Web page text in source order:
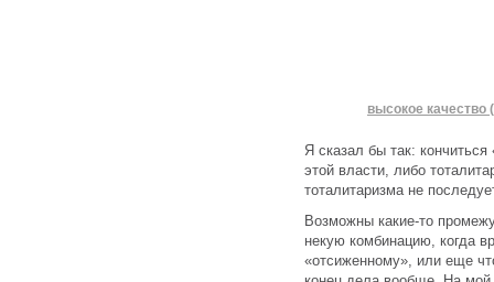
высокое качество
Я сказал бы так:
этой власти, либо
тоталитаризма не
Возможны какие-то
некую комбинацию, когда
«отсиженному», или еще